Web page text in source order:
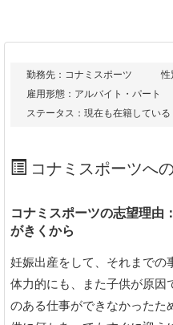
勤務先：コナミスポーツ 性
雇用形態：アルバイト・パート
ステータス：現在も在籍している
コナミスポーツへ
コナミスポーツの志望理由
がきくから
妊娠出産をして、それまでの
体力的にも、また子供が原因
のある仕事ができなかったた